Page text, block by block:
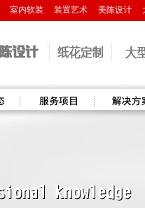
室内软装 装置艺术 美陈设计